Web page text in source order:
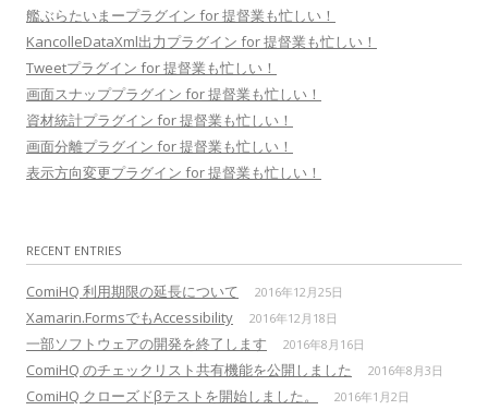
艦ぶらたいまープラグイン for 提督業も忙しい！
KancolleDataXml出力プラグイン for 提督業も忙しい！
Tweetプラグイン for 提督業も忙しい！
画面スナッププラグイン for 提督業も忙しい！
資材統計プラグイン for 提督業も忙しい！
画面分離プラグイン for 提督業も忙しい！
表示方向変更プラグイン for 提督業も忙しい！
RECENT ENTRIES
ComiHQ 利用期限の延長について 2016年12月25日
Xamarin.FormsでもAccessibility 2016年12月18日
一部ソフトウェアの開発を終了します 2016年8月16日
ComiHQ のチェックリスト共有機能を公開しました 2016年8月3日
ComiHQ クローズドβテストを開始しました。 2016年1月2日